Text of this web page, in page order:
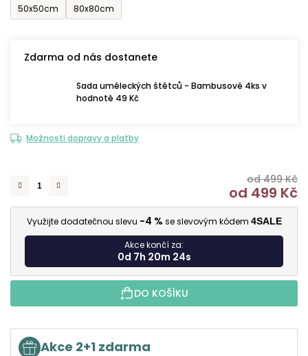
50x50cm
80x80cm
Zdarma od nás dostanete
Sada uměleckých štětců - Bambusové 4ks v
hodnotě 49 Kč
Možnosti dopravy a platby
od 499 Kč
od 499 Kč
Využijte dodatečnou slevu -4 % se slevovým kódem 4SALE
Akce končí za:
0d 7h 20m 24s
DO KOŠÍKU
Akce 2+1 zdarma